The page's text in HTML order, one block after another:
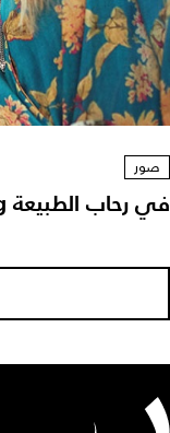
صور
في رحاب الطبيعة Freedom Calling